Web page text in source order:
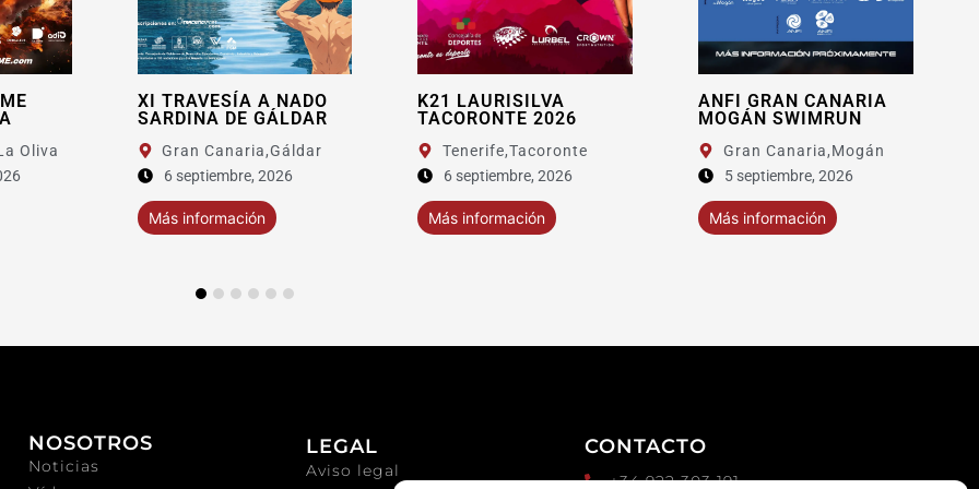
A NADO
DE GÁLDAR
Canaria,
Gáldar
2026
K21 LAURISILVA
TACORONTE 2026
Tenerife,
6 septiembre, 2026
Más información
ANFI GRAN CANARIA
MOGÁN SWIMRUN
Gran Canaria,
Mogán
5 septiembre, 2026
Más información
XIV 8KM OROTAVA
Más información
NOSOTROS
Noticias
LEGAL
Aviso legal
CONTACTO
+34 922 303 191